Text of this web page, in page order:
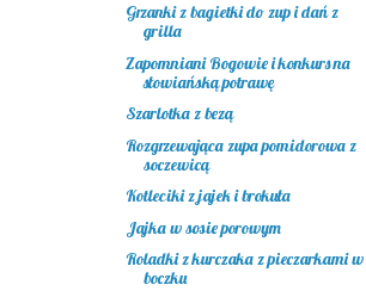
Grzanki z bagietki do zup i dań z
grilla
Zapomniani Bogowie i konkurs na
słowiańską potrawę
Szarlotka z bezą
Rozgrzewająca zupa pomidorowa z
soczewicą
Kotleciki z jajek i brokuła
Jajka w sosie porowym
Roladki z kurczaka z pieczarkami w
boczku